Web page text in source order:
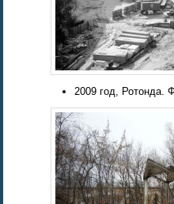
2009 год, Ротонда.